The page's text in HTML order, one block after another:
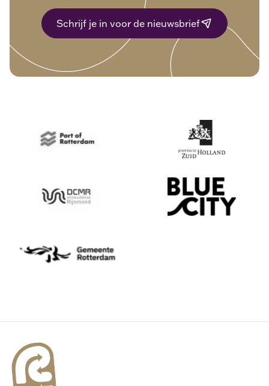
Schrijf je in voor de nieuwsbrief